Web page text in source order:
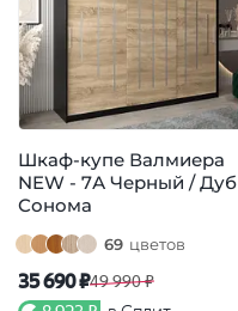
Шкаф-купе Валмиера
NEW - 7А Черный / Дуб
Сонома
69 цветов
35 690 ₽49 990 ₽